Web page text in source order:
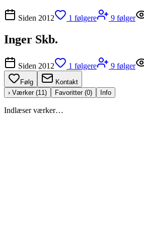
Siden 2012 1 følgere 9 følger
Inger Skb.
Siden 2012 1 følgere 9 følger
Følg
Kontakt
› Værker (11) Favoritter (0) Info
Indlæser værker…